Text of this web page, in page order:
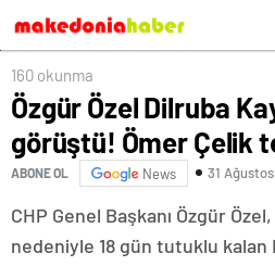
160 okunma
Özgür Özel Dilruba
görüştü! Ömer Çelik
ABONE OL News 31
CHP Genel Başkanı Özgür
nedeniyle 18 gün tutuklu